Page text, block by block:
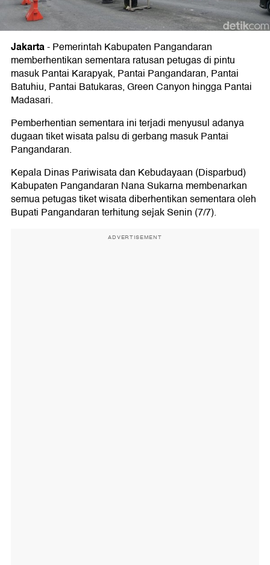
Jakarta-Pemerintah Kabupaten Pangandaran
memberhentikan sementara ratusan petugas di pintu
masuk Pantai Karapyak, Pantai Pangandaran, Pantai
Batuhiu, Pantai Batukaras, Green Canyon hingga Pantai
Madasari.
Pemberhentian sementara ini terjadi menyusul adanya
dugaan tiket wisata palsu di gerbang masuk Pantai
Pangandaran.
Kepala Dinas Pariwisata dan Kebudayaan (Disparbud)
Kabupaten Pangandaran Nana Sukarna membenarkan
semua petugas tiket wisata diberhentikan sementara oleh
Bupati Pangandaran terhitung sejak Senin (7/7).
ADVERTISEMENT